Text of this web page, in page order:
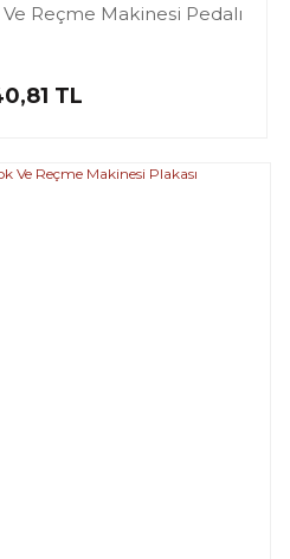
Reçme Makinesi Pedalı
TL